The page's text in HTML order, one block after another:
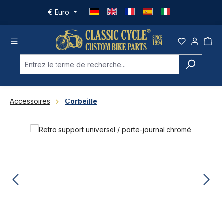
Passer au contenu principal
€ Euro
Accessoires Corbeille
Ignorer la galerie d'images